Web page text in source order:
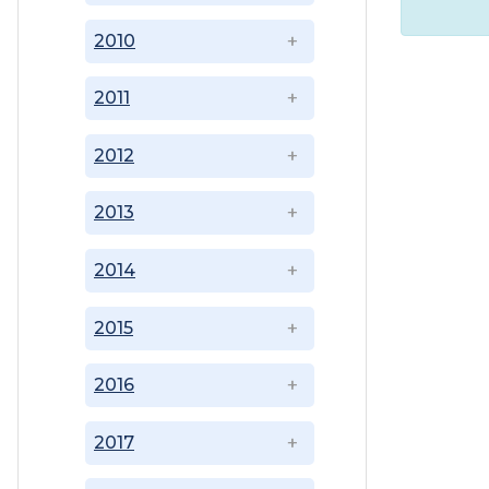
2010
2011
2012
2013
2014
2015
2016
2017